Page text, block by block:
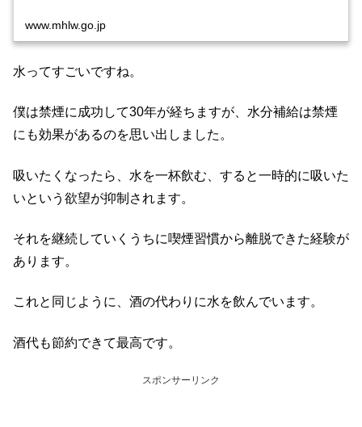
www.mhlw.go.jp
水ってすごいですね。
僕は禁煙に成功して30年が経ちますが、水分補給は禁煙
にも効果があるのを思い出しました。
吸いたくなったら、水を一杯飲む、すると一時的に吸いた
いという欲望が抑制されます。
それを継続していくうちに喫煙習慣から離脱できた経験が
あります。
これと同じように、酒の代わりに水を飲んでいます。
酒代も節約できて最高です。
スポンサーリンク